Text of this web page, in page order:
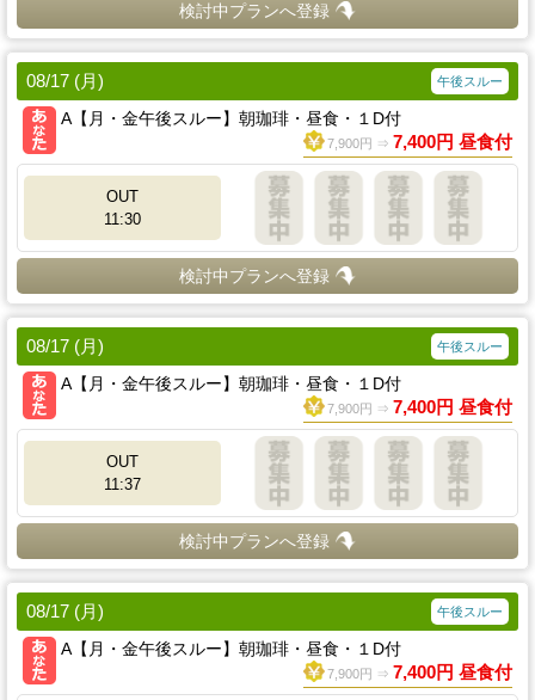
検討中プランへ登録
08/17 (月) 午後スルー
A【月・金午後スルー】朝珈琲・昼食・１D付
7,900円 ⇒ 7,400円 昼食付
OUT
11:30
検討中プランへ登録
08/17 (月) 午後スルー
A【月・金午後スルー】朝珈琲・昼食・１D付
7,900円 ⇒ 7,400円 昼食付
OUT
11:37
検討中プランへ登録
08/17 (月) 午後スルー
A【月・金午後スルー】朝珈琲・昼食・１D付
7,900円 ⇒ 7,400円 昼食付